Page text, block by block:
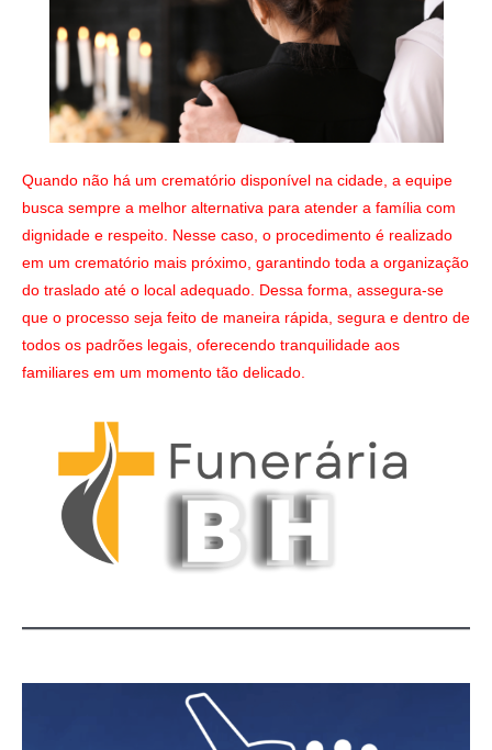
Quando não há um crematório disponível na cidade, a equipe
busca sempre a melhor alternativa para atender a família com
dignidade e respeito. Nesse caso, o procedimento é realizado
em um crematório mais próximo, garantindo toda a organização
do traslado até o local adequado. Dessa forma, assegura-se
que o processo seja feito de maneira rápida, segura e dentro de
todos os padrões legais, oferecendo tranquilidade aos
familiares em um momento tão delicado.